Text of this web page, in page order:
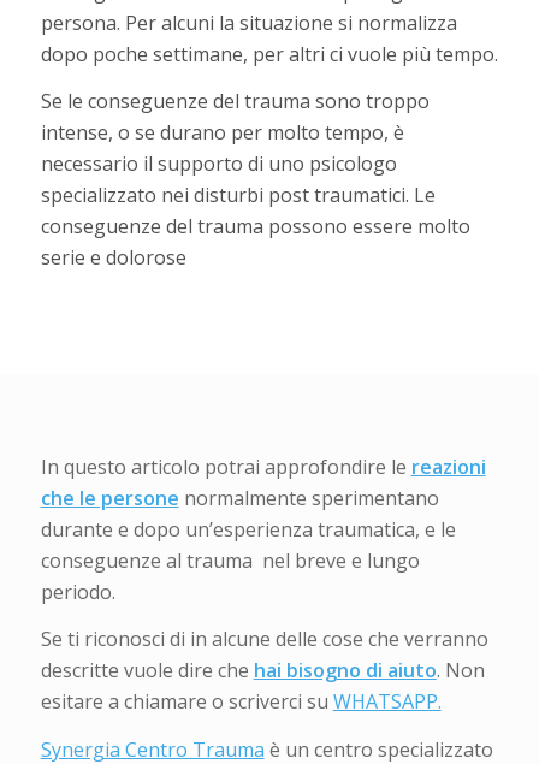
persona. Per alcuni la situazione si normalizza
dopo poche settimane, per altri ci vuole più tempo.
Se le conseguenze del trauma sono troppo
intense, o se durano per molto tempo, è
necessario il supporto di uno psicologo
specializzato nei disturbi post traumatici. Le
conseguenze del trauma possono essere molto
serie e dolorose
In questo articolo potrai approfondire le reazioni
che le persone normalmente sperimentano
durante e dopo un’esperienza traumatica, e le
conseguenze al trauma nel breve e lungo
periodo.
Se ti riconosci di in alcune delle cose che verranno
descritte vuole dire che hai bisogno di aiuto. Non
esitare a chiamare o scriverci su WHATSAPP.
Synergia Centro Trauma è un centro specializzato